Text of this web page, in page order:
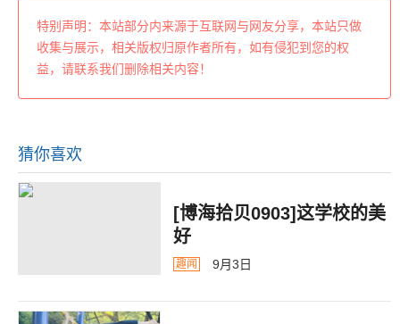
特别声明：本站部分内来源于互联网与网友分享，本站只做
收集与展示，相关版权归原作者所有，如有侵犯到您的权
益，请联系我们删除相关内容！
猜你喜欢
[博海拾贝0903]这学校的美
好
趣闻 9月3日